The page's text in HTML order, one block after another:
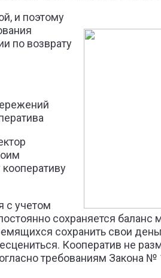
и поэтому
по возврату
с учетом
сохраняется
сохранить свои
Кооператив не
требованиям Закона